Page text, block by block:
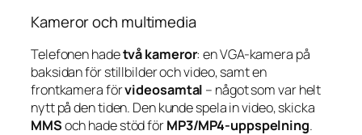
Kameror och multimedia
Telefonen hadetvå kameror: en VGA-kamera på
baksidan för stillbilder och video, samt en
frontkamera förvideosamtal – något som var helt
nytt på den tiden. Den kunde spela in video, skicka
MMSoch hade stöd förMP3/MP4-uppspelning.